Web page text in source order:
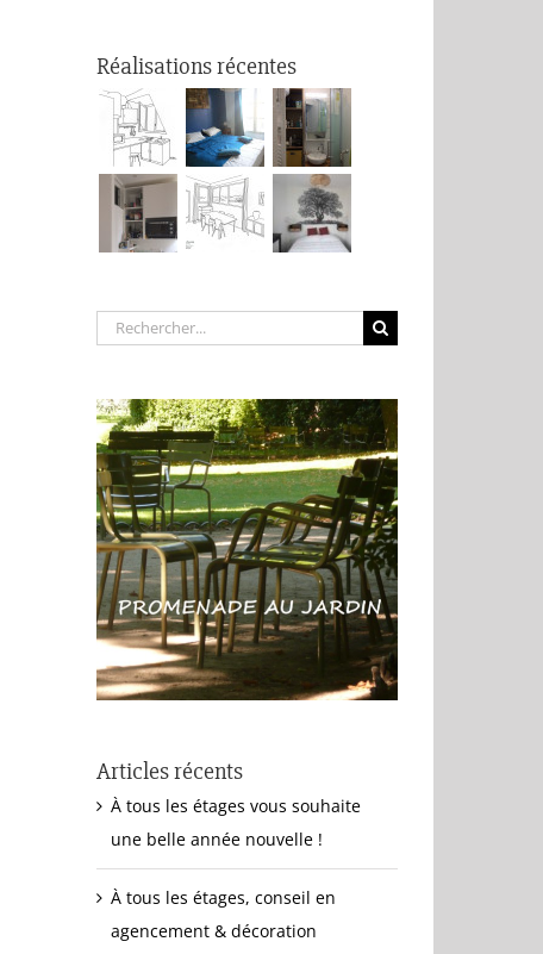
Réalisations récentes
Rechercher:
Articles récents
À tous les étages vous souhaite
une belle année nouvelle !
À tous les étages, conseil en
agencement & décoration